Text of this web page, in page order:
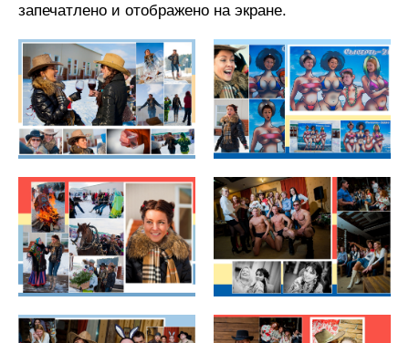
запечатлено и отображено на экране.